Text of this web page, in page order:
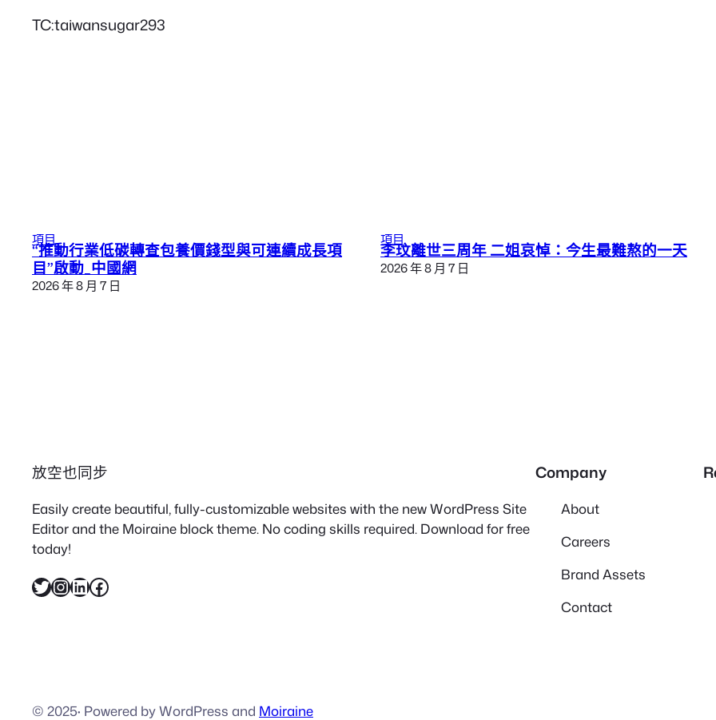
TC:taiwansugar293
項目
“推動行業低碳轉查包養價錢型與可連續成長項
目”啟動_中國網
2026 年 8 月 7 日
項目
李玟離世三周年 二姐哀悼：今生最難熬的一天
2026 年 8 月 7 日
放空也同步
Easily create beautiful, fully-customizable websites with the new WordPress Site
Editor and the Moiraine block theme. No coding skills required. Download for free
today!
X InstagramLinkedIn Facebook
Company
About
Careers
Brand Assets
Contact
© 2025· Powered by WordPress and Moiraine